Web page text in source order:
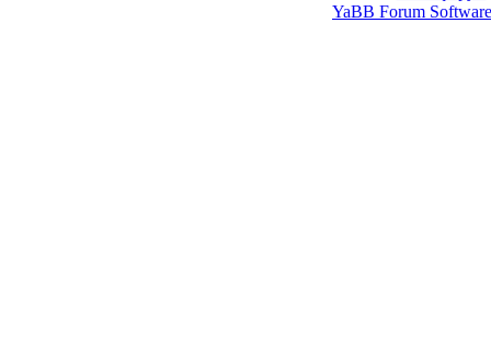
YaBB Forum Software